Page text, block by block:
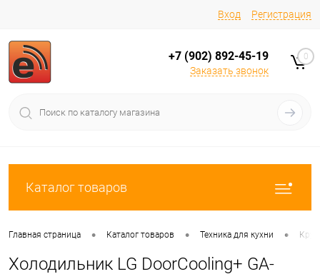
Вход Регистрация
+7 (902) 892-45-19
Заказать звонок
0
Каталог товаров
Главная страница • Каталог товаров • Техника для кухни •
Холодильник LG DoorCooling+ GA-